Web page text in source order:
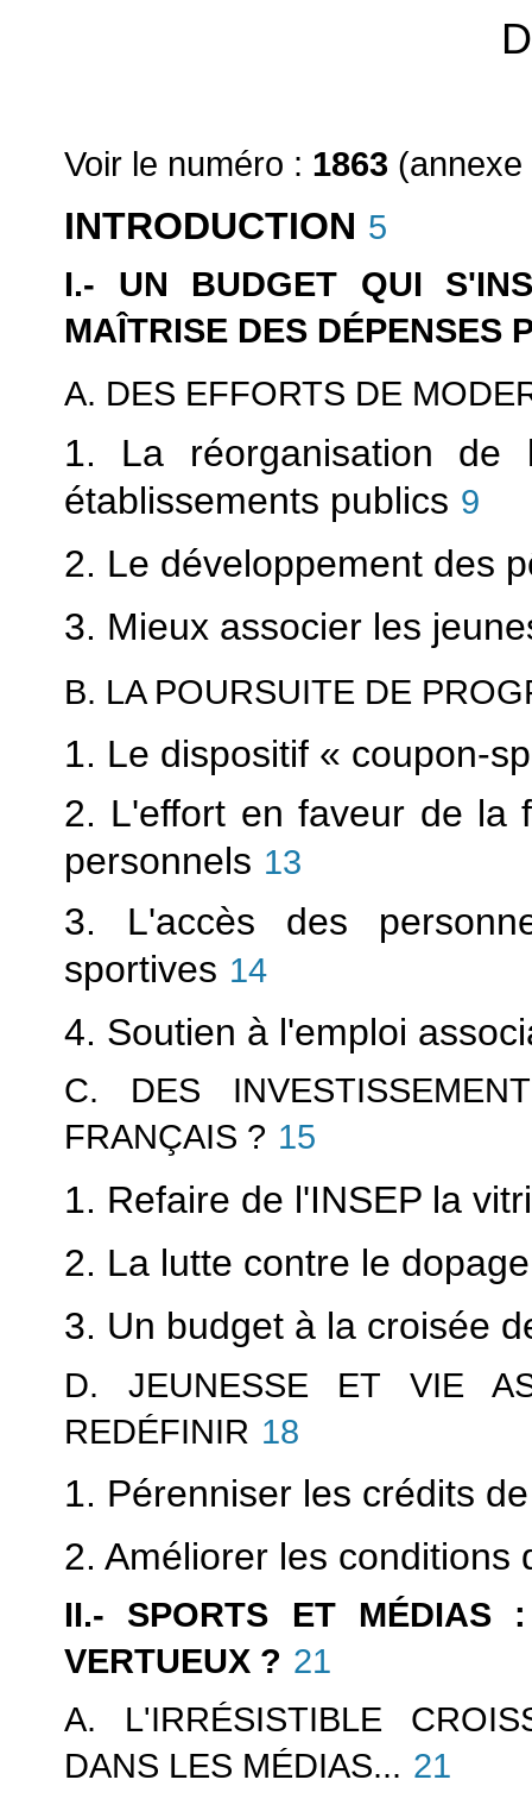
Voir le numéro : 1863 (annexe
INTRODUCTION 5
I.- UN BUDGET QUI
MAÎTRISE DES DÉPENSES
A. DES EFFORTS DE
1. La réorganisation de
établissements publics 9
2. Le développement des
3. Mieux associer les
B. LA POURSUITE DE
1. Le dispositif « coupon-
2. L'effort en faveur de la
personnels 13
3. L'accès des
sportives 14
4. Soutien à l'emploi
C. DES
FRANÇAIS ? 15
1. Refaire de l'INSEP la
2. La lutte contre le
3. Un budget à la croisée
D. JEUNESSE ET VIE
REDÉFINIR 18
1. Pérenniser les crédits
2. Améliorer les conditions
II.- SPORTS ET MÉDIAS
VERTUEUX ? 21
A. L'IRRÉSISTIBLE
DANS LES MÉDIAS... 21